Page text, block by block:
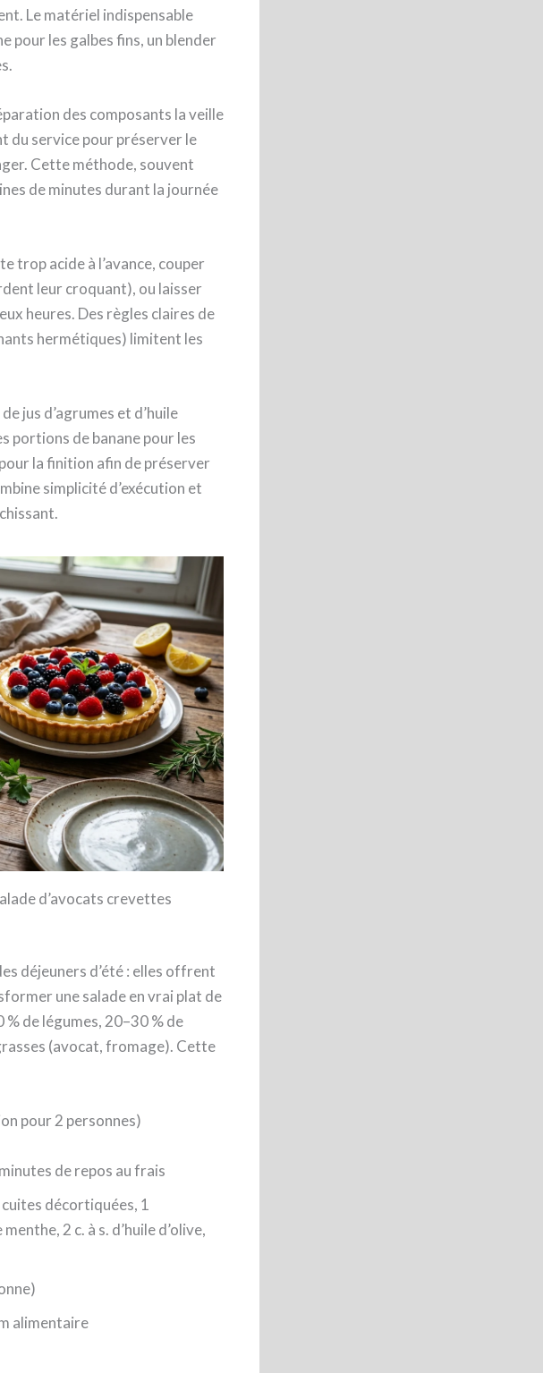
Le matériel indispensable
pour les galbes fins, un blender
des composants la veille
du service pour préserver le
Cette méthode, souvent
de minutes durant la journée
trop acide à l’avance, couper
leur croquant), ou laisser
heures. Des règles claires de
hermétiques) limitent les
jus d’agrumes et d’huile
portions de banane pour les
la finition afin de préserver
simplicité d’exécution et
d’avocats crevettes
déjeuners d’été : elles offrent
une salade en vrai plat de
de légumes, 20–30 % de
(avocat, fromage). Cette
pour 2 personnes)
de repos au frais
décortiquées, 1
2 c. à s. d’huile d’olive,
alimentaire